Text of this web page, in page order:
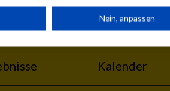
Kalender
Nein, anpassen